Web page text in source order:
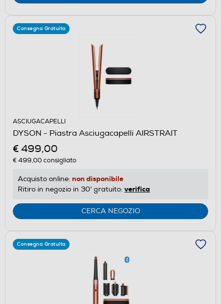
Consegna Gratuita
ASCIUGACAPELLI
DYSON - Piastra Asciugacapelli AIRSTRAIT
€ 499,00
€ 499,00consigliato
Acquisto online: non disponibile
Ritiro in negozio in 30' gratuito: verifica
CERCA NEGOZIO
Consegna Gratuita